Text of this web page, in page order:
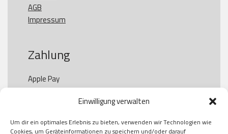
Einwilligung verwalten
Um dir ein optimales Erlebnis zu bieten, verwenden wir Technologien wie
Cookies, um Geräteinformationen zu speichern und/oder darauf
AGB
Impressum
Zahlung
Apple Pay
Paypal
Kauf auf Rechung